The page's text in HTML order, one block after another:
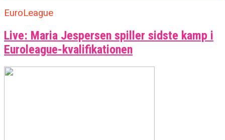
EuroLeague
Live: Maria Jespersen spiller sidste kamp i
Euroleague-kvalifikationen